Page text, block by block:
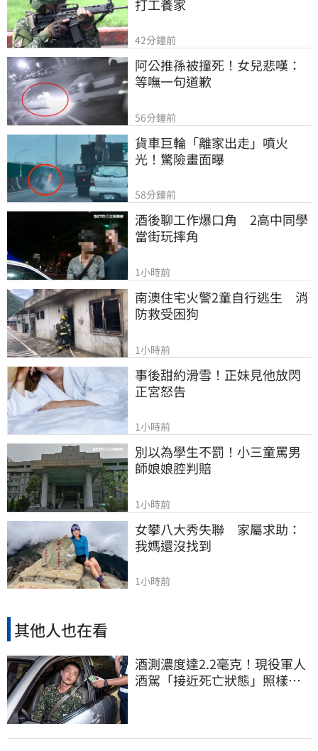
打工養家
42分鐘前
阿公推孫被撞死！女兒悲嘆：
等嘸一句道歉
56分鐘前
貨車巨輪「離家出走」噴火
光！驚險畫面曝
58分鐘前
酒後聊工作爆口角　2高中同學
當街玩摔角
1小時前
南澳住宅火警2童自行逃生　消
防救受困狗
1小時前
事後甜約滑雪！正妹見他放閃
正宮怒告
1小時前
別以為學生不罰！小三童罵男
師娘娘腔判賠
1小時前
女攀八大秀失聯　家屬求助：
我媽還沒找到
1小時前
其他人也在看
酒測濃度達2.2毫克！現役軍人
酒駕「接近死亡狀態」照樣開